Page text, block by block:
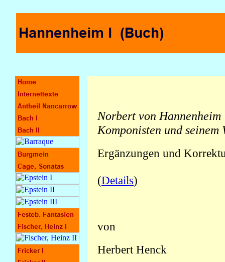
Norbert von
Komponisten und seinem
Ergänzungen und
(Details)
von
Herbert Henck